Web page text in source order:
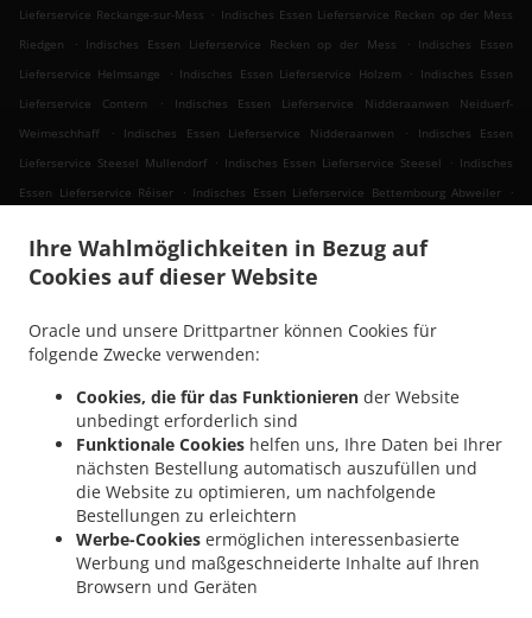
Ihre Wahlmöglichkeiten in Bezug auf
Cookies auf dieser Website
Oracle und unsere Drittpartner können Cookies für
folgende Zwecke verwenden:
Cookies, die für das Funktionieren der Website
unbedingt erforderlich sind
Funktionale Cookies helfen uns, Ihre Daten bei Ihrer
nächsten Bestellung automatisch auszufüllen und
die Website zu optimieren, um nachfolgende
Bestellungen zu erleichtern
Werbe-Cookies ermöglichen interessenbasierte
Werbung und maßgeschneiderte Inhalte auf Ihren
Browsern und Geräten
Lieferservice Reckange-sur-Mess . Indisches Essen Lieferservice Recken op der Mess
Riedgen
. Indisches Essen Lieferservice Recken op der Mess . Indisches Essen
Lieferservice Helmsange
. Indisches Essen Lieferservice Holzem . Indisches Essen
Lieferservice Contern
.
Indisches Essen Lieferservice Nidderaanwen Neiduerf-
Weimeschhaff
. Indisches Essen Lieferservice Nidderaanwen .
Indisches Essen
Lieferservice Steesel Mullendorf . Indisches Essen Lieferservice Steesel . Indisches
Essen Lieferservice Réiser
. Indisches Essen Lieferservice Bettembourg Abweiler
.
Mondercange Pontpierre
. Indisches Essen Lieferservice Mondercange Bergem
Indisches Essen Lieferservice Mondercange . Indisches Essen Lieferservice Bergem
Indisches Essen Lieferservice Pontpierre . Indisches Essen Lieferservice Junglinster
Indisches Essen Lieferservice Weiler zum Tuer . Indisches Essen Lieferservice Weiler-
la-Tour Hassel
. Indisches Essen Lieferservice Weiler-la-Tour
Lieferservice Monnerich Steinbrücken
. Indisches Essen Lieferservice Monnerich
Indisches Essen Lieferservice Ehlange-sur-Mess
. Indisches Essen Lieferservice Kielen
Indisches Essen Lieferservice Findel Hamm . Indisches Essen Lieferservice Findel
Indisches Essen Lieferservice Reckingen/Mess Wickringen
.
Indisches Essen
Lieferservice Reckingen/Mess Ehlange-sur-Mess
.